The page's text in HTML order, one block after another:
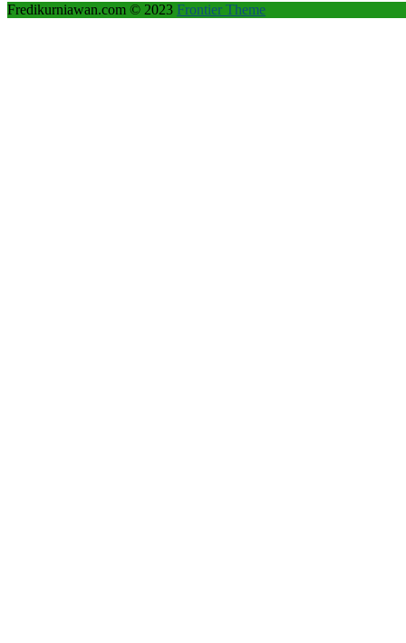
Fredikurniawan.com © 2023 Frontier Theme